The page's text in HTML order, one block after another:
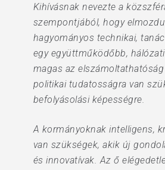
Kihívásnak nevezte a
szempontjából, hogy
hagyományos technikai,
egy együttműködőbb,
magas az
politikai tudatosságra van
befolyásolási képességre.
A kormányoknak intelligens,
van szükségek, akik új
és innovatívak. Az ő